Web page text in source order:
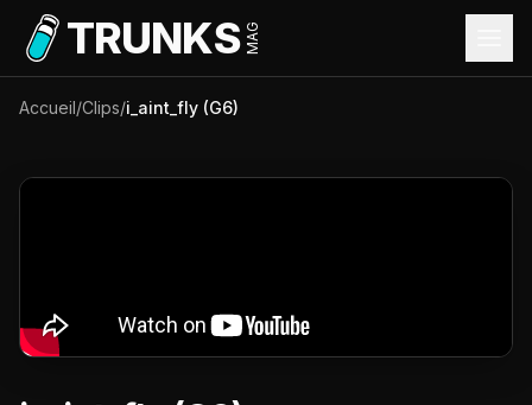
Aller au contenu principal
TRUNKSMAG
Accueil/Clips/i_aint_fly (G6)